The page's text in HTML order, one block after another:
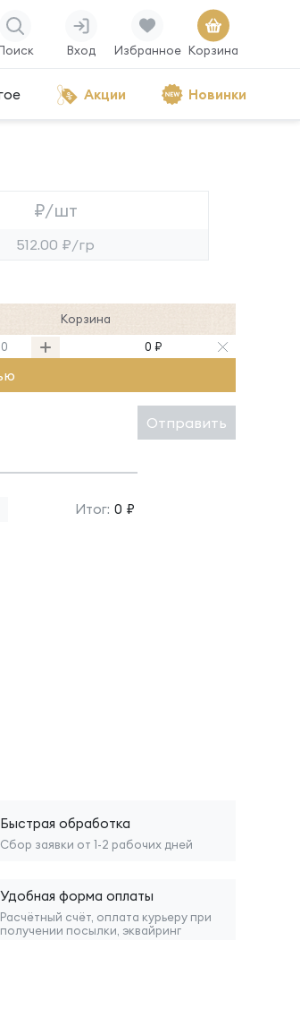
Вход Избранное Корзина
Акции Новинки
₽/шт
512.00 ₽/гр
Корзина
0 ₽
Отправить
Итог: 0 ₽
Быстрая обработка
Сбор заявки от 1-2 рабочих дней
Удобная форма оплаты
Расчётный счёт, оплата курьеру при
получении посылки, эквайринг